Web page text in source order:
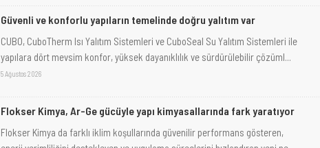
Güvenli ve konforlu yapıların temelinde doğru yalıtım var
CUBO, CuboTherm Isı Yalıtım Sistemleri ve CuboSeal Su Yalıtım Sistemleri ile
yapılara dört mevsim konfor, yüksek dayanıklılık ve sürdürülebilir çözüml...
5 Ağustos 2026
Flokser Kimya, Ar-Ge gücüyle yapı kimyasallarında fark yaratıyor
Flokser Kimya da farklı iklim koşullarında güvenilir performans gösteren,